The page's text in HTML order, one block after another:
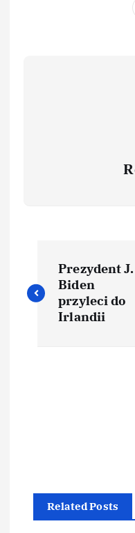
Prezydent J.
Biden
przyleci do
Irlandii
Related Posts